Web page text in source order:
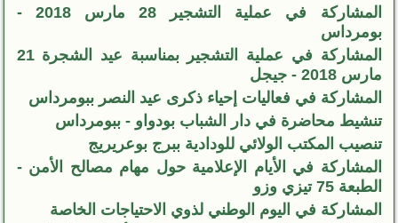
المشاركة في عملية التشجير 28 مارس 2018 -
بومرداس
المشاركة في عملية التشجير بمناسبة عيد الشجرة 21
مارس 2018 - جيجل
المشاركة في فعاليات إحياء ذكرى عيد النصر ببومرداس
تنشيط محاضرة في دار الشباب بودواو - ببومرداس
تنصيب المكتب الولائي للودادية ببرج بوعريريج
المشاركة في الأيام الإعلامية حول مهام مصالح الأمن -
الطبعة 75 تيزي وزو
المشاركة في اليوم الوطني لذوي الاحتياجات الخاصة